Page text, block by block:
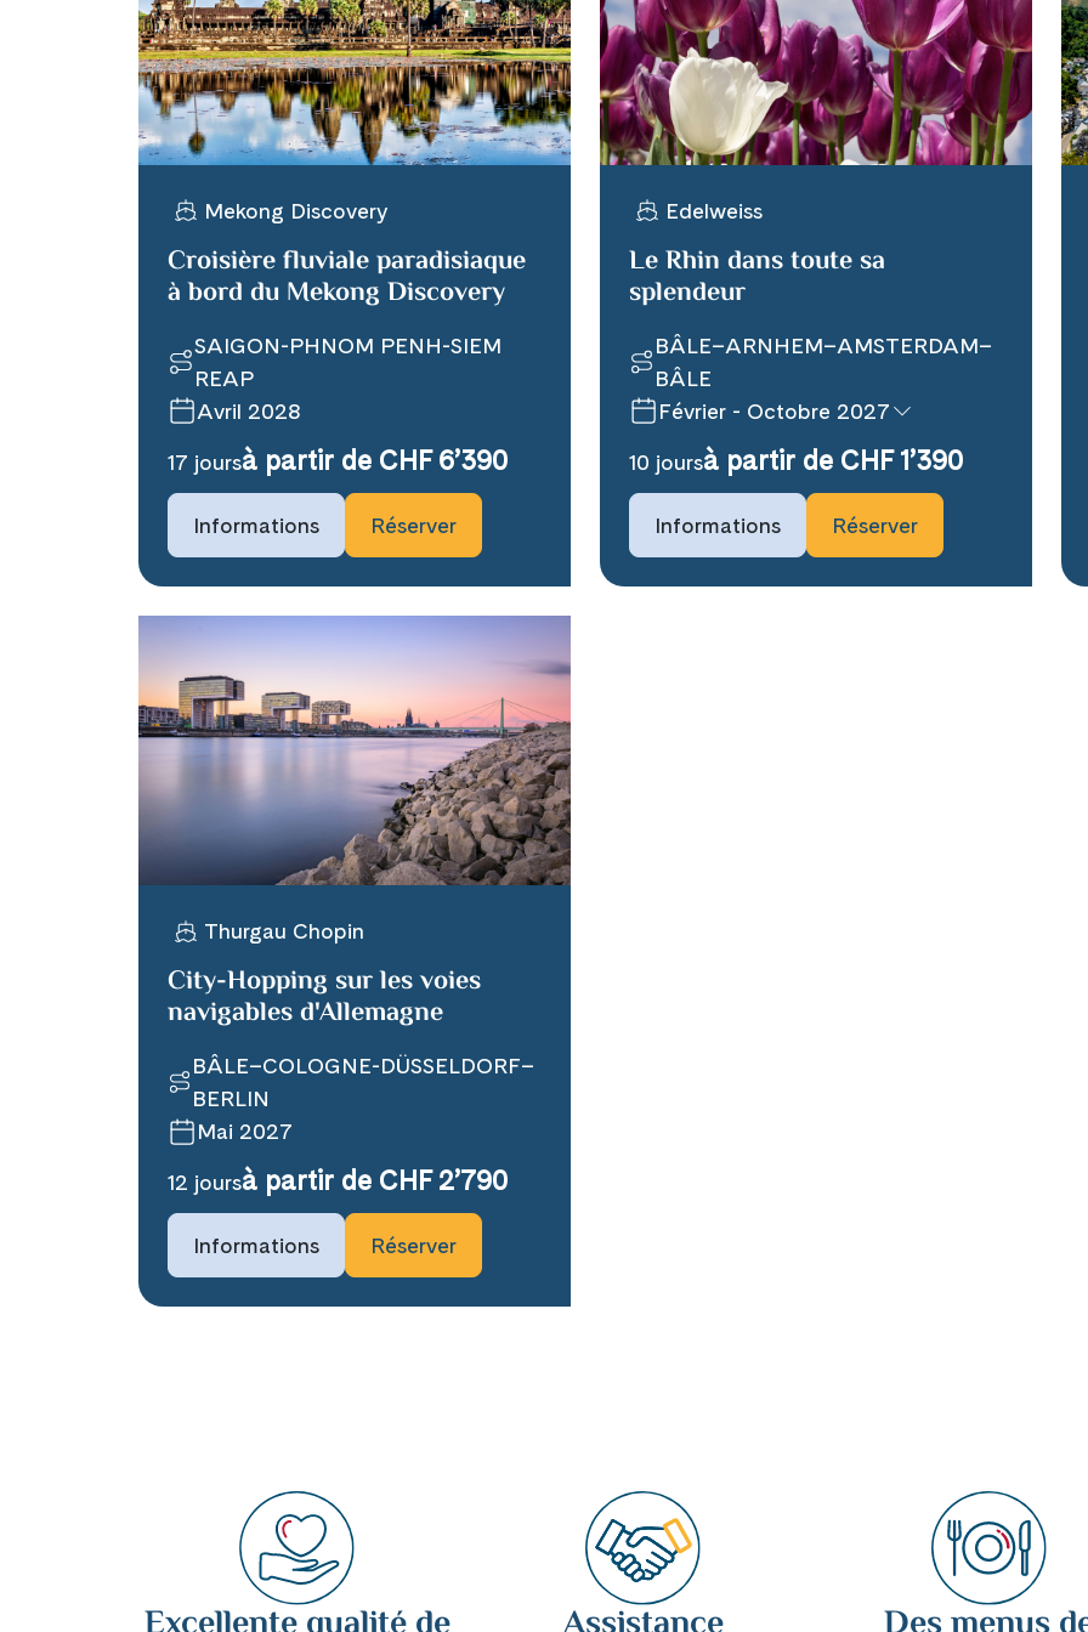
X WhatsApp
Telegram per E-Mail senden
Mekong Discovery
Croisière fluviale paradisiaque
à bord du Mekong Discovery
SAIGON-PHNOM PENH-SIEM
REAP
Avril 2028
17 joursà partir de CHF 6’390
Informations Réserver
Edelweiss
Le Rhin dans toute sa
splendeur
BÂLE–ARNHEM–AMSTERDAM–
BÂLE
Février - Octobre 2027
10 joursà partir de CHF 1’390
Informations Réserver
Thurgau Chopin
City-Hopping sur les voies
navigables d'Allemagne
BÂLE–COLOGNE-DÜSSELDORF–
BERLIN
Mai 2027
12 joursà partir de CHF 2’790
Informations Réserver
Prochaines dates de voyage
25 février 2027
24 mars 2027
4 avril 2027